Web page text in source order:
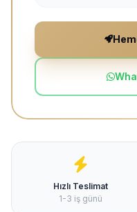
Hızlı Teslimat
1-3 iş günü